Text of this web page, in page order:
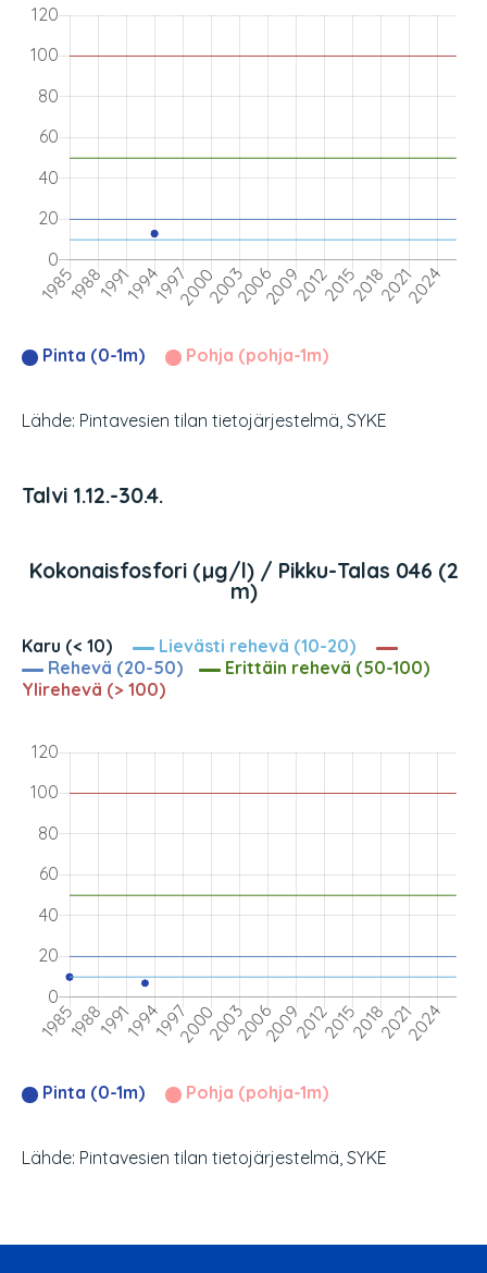
Pinta (0-1m) Pohja (pohja-1m)
Lähde: Pintavesien tilan tietojärjestelmä, SYKE
Talvi 1.12.-30.4.
Kokonaisfosfori (µg/l) / Pikku-Talas 046 (2
m)
Karu (< 10)
Lievästi rehevä (10-20)
Rehevä (20-50)
Erittäin rehevä (50-100)
Ylirehevä (> 100)
Pinta (0-1m) Pohja (pohja-1m)
Lähde: Pintavesien tilan tietojärjestelmä, SYKE